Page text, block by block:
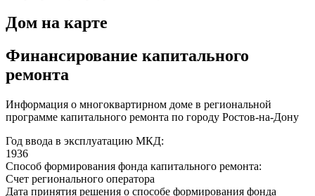
Дом на карте
Финансирование капитального
ремонта
Информация о многоквартирном доме в региональной
программе капитального ремонта по городу Ростов-на-Дону
Год ввода в эксплуатацию МКД:
1936
Способ формирования фонда капитального ремонта:
Счет регионального оператора
Дата принятия решения о способе формирования фонда